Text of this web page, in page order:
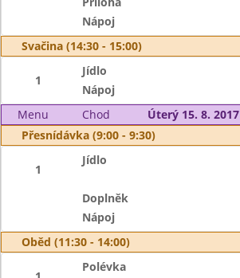
Nápoj
Svačina (14:30 - 15:00)
1
Jídlo
Nápoj
Menu
Chod
Úterý 15. 8. 2017
Přesnídávka (9:00 - 9:30)
1
Jídlo
Doplněk
Nápoj
Oběd (11:30 - 14:00)
Polévka